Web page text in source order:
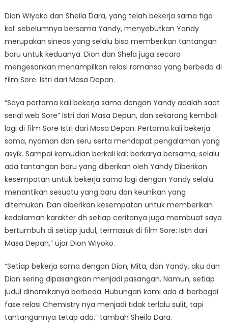
Dion Wiyoko dan Sheila Dara, yang telah bekerja sarna tiga
kal: sebelumnya bersama Yandy, menyebutkan Yandy
merupakan sineas yang selalu bisa memberikan tantangan
baru untuk keduanya. Dion dan Shela juga secara
mengesankan menampilkan relasi romansa yang berbeda di
film Sore. Istri dari Masa Depan.
“Saya pertama kali bekerja sama dengan Yandy adalah saat
serial web Sore” Istri dari Masa Depun, dan sekarang kembali
lagi di film Sore Istri dari Masa Depan. Pertama kali bekerja
sama, nyaman dan seru serta mendapat pengalaman yang
asyik. Sampai kemudian berkali kal: berkarya bersama, selalu
ada tantangan baru yang diberikan oleh Yandy Diberikan
kesempatan untuk bekerja sama lagi dengan Yandy selalu
menantikan sesuatu yang baru dan keunikan yang
ditemukan. Dan diberikan kesempatan untuk memberikan
kedalaman karakter dh setiap ceritanya juga membuat saya
bertumbuh di setiap judul, termasuk di film Sore: Istn dari
Masa Depan,” ujar Dion Wiyoko.
“Setiap bekerja sama dengan Dion, Mita, dan Yandy, aku dan
Dion sering dipasangkan menjadi pasangan. Namun, setiap
judul dinamikanya berbeda. Hubungan kami ada di berbagai
fase relasi Chemistry nya menjadi tidak terlalu sulit, tapi
tantangannya tetap ada,” tambah Sheila Dara.